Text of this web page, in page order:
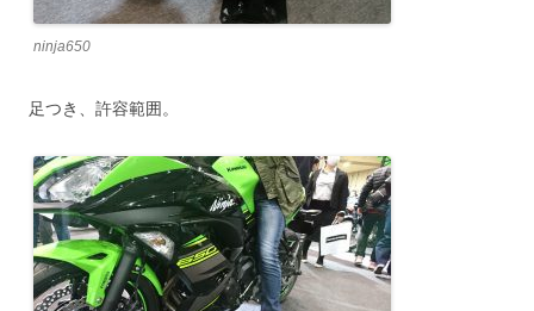
ninja650
足つき、許容範囲。